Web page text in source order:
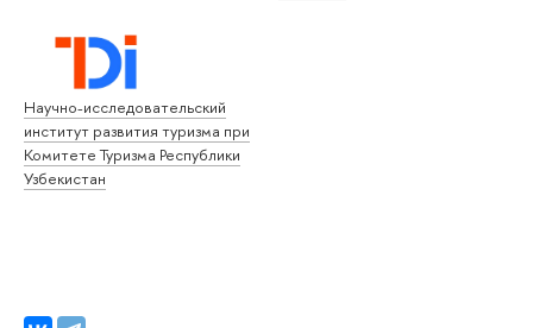
Научно-исследовательский
институт развития туризма при
Комитете Туризма Республики
Узбекистан